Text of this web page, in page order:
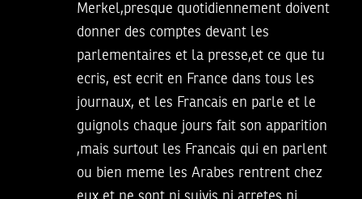
Merkel,presque quotidiennement doivent
donner des comptes devant les
parlementaires et la presse,et ce que tu
ecris, est ecrit en France dans tous les
journaux, et les Francais en parle et le
guignols chaque jours fait son apparition
,mais surtout les Francais qui en parlent
ou bien meme les Arabes rentrent chez